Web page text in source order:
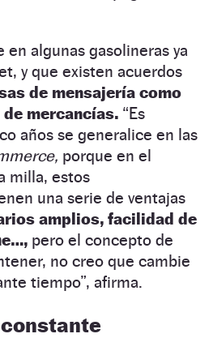
en algunas gasolineras ya
y que existen acuerdos
de mensajería como
mercancías. “Es
años se generalice en las
porque en el
milla, estos
una serie de ventajas
amplios, facilidad de
pero el concepto de
no creo que cambie
tiempo”, afirma.